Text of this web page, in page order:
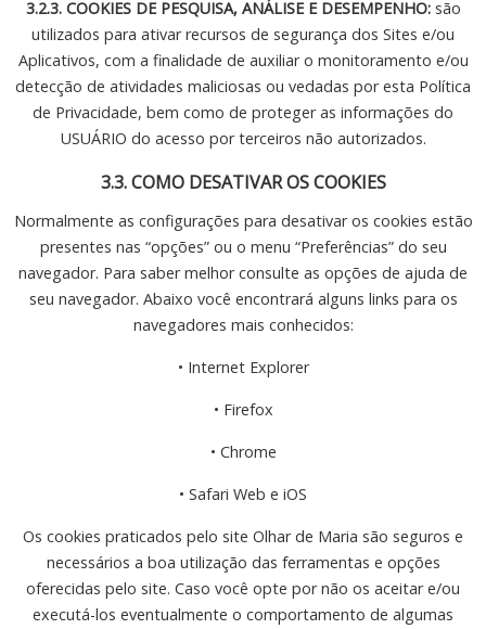
3.2.3. COOKIES DE PESQUISA, ANÁLISE E DESEMPENHO:são
utilizados para ativar recursos de segurança dos Sites e/ou
Aplicativos, com a finalidade de auxiliar o monitoramento e/ou
detecção de atividades maliciosas ou vedadas por esta Política
de Privacidade, bem como de proteger as informações do
USUÁRIO do acesso por terceiros não autorizados.
3.3. COMO DESATIVAR OS COOKIES
Normalmente as configurações para desativar os cookies estão
presentes nas “opções” ou o menu “Preferências” do seu
navegador. Para saber melhor consulte as opções de ajuda de
seu navegador. Abaixo você encontrará alguns links para os
navegadores mais conhecidos:
• Internet Explorer
• Firefox
• Chrome
• Safari Web e iOS
Os cookies praticados pelo site Olhar de Maria são seguros e
necessários a boa utilização das ferramentas e opções
oferecidas pelo site. Caso você opte por não os aceitar e/ou
executá-los eventualmente o comportamento de algumas